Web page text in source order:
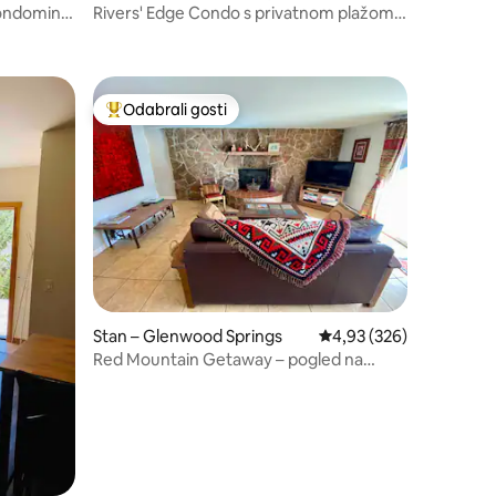
Rivers' Edge Condo s privatnom plažom,
„Odabrali gosti”Među najviše rangiranima s oznakom „Odabrali gosti”
Odabrali gosti
Stan – Glenwood Springs Prosječna ocjena:
4,93 (326)
Red Mountain Getaway – pogled na